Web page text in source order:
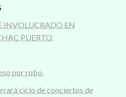
INVOLUCRADO EN
PUERTO.
por robo.
ciclo de conciertos de